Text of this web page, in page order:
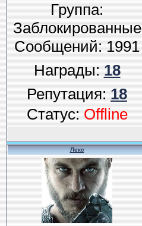
Группа:
Заблокированные
Сообщений:1991
Награды:18
Репутация:18
Статус:Offline
Лекс